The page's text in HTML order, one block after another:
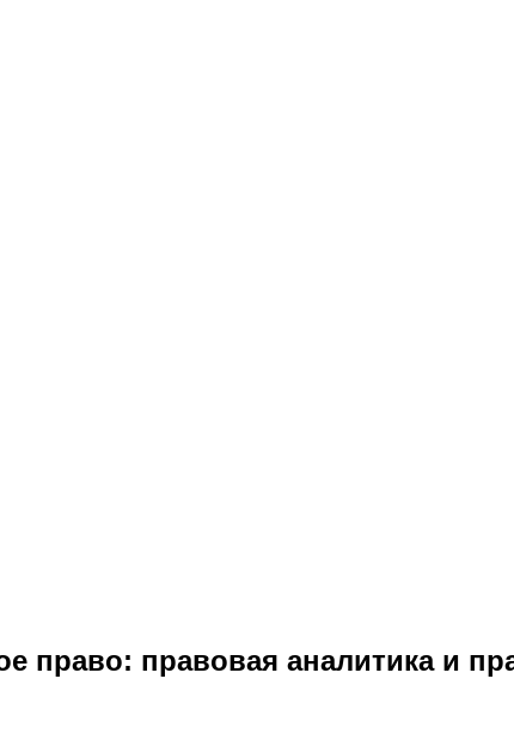
право: правовая аналитика и